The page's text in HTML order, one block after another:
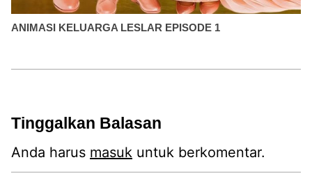
ANIMASI KELUARGA LESLAR EPISODE 1
Tinggalkan Balasan
Anda harus masuk untuk berkomentar.